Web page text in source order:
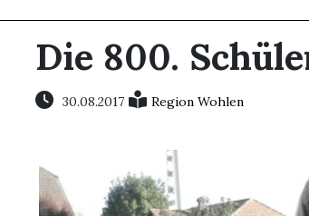
Die 800.
30.08.2017 Region Wohlen